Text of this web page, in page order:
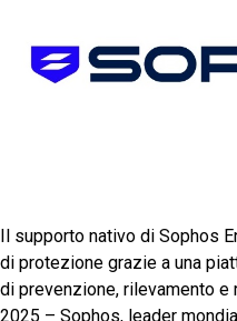
Il supporto nativo di Sophos
di protezione grazie a una
di prevenzione, rilevamento
2025 – Sophos, leader